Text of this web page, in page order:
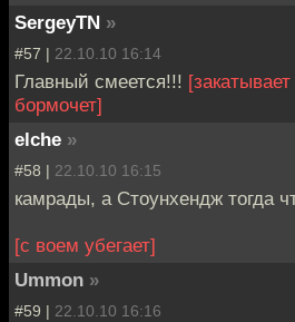
SergeyTN »
#57 | 22.10.10 16:14
Главный смеется!!!
бормочет]
elche »
#58 | 22.10.10 16:15
камрады, а Стоунхендж тогда
[с воем убегает]
Ummon »
#59 | 22.10.10 16:16